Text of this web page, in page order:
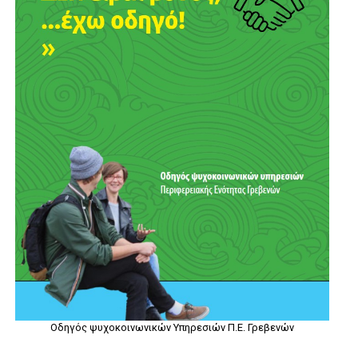
Οδηγός ψυχοκοινωνικών Υπηρεσιών Π.Ε. Γρεβενών